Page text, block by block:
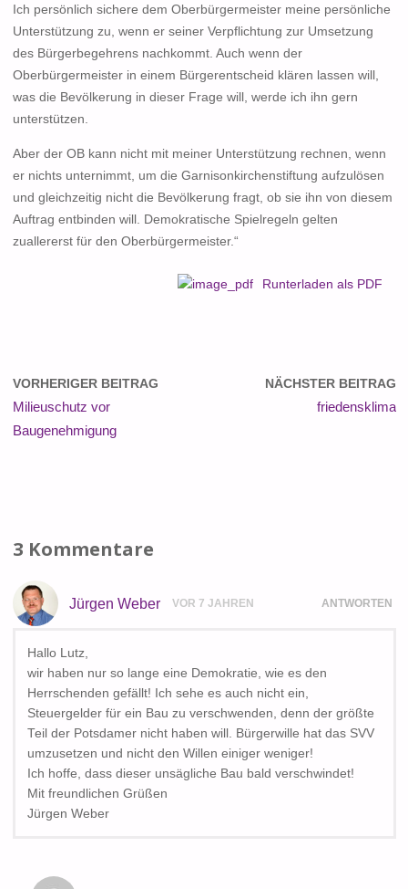
Ich persönlich sichere dem Oberbürgermeister meine persönliche
Unterstützung zu, wenn er seiner Verpflichtung zur Umsetzung
des Bürgerbegehrens nachkommt. Auch wenn der
Oberbürgermeister in einem Bürgerentscheid klären lassen will,
was die Bevölkerung in dieser Frage will, werde ich ihn gern
unterstützen.
Aber der OB kann nicht mit meiner Unterstützung rechnen, wenn
er nichts unternimmt, um die Garnisonkirchenstiftung aufzulösen
und gleichzeitig nicht die Bevölkerung fragt, ob sie ihn von diesem
Auftrag entbinden will. Demokratische Spielregeln gelten
zuallererst für den Oberbürgermeister.“
Runterladen als PDF
VORHERIGER BEITRAG
Milieuschutz vor
Baugenehmigung
NÄCHSTER BEITRAG
friedensklima
3 Kommentare
Jürgen Weber VOR 7 JAHREN ANTWORTEN
Hallo Lutz,
wir haben nur so lange eine Demokratie, wie es den
Herrschenden gefällt! Ich sehe es auch nicht ein,
Steuergelder für ein Bau zu verschwenden, denn der größte
Teil der Potsdamer nicht haben will. Bürgerwille hat das SVV
umzusetzen und nicht den Willen einiger weniger!
Ich hoffe, dass dieser unsägliche Bau bald verschwindet!
Mit freundlichen Grüßen
Jürgen Weber